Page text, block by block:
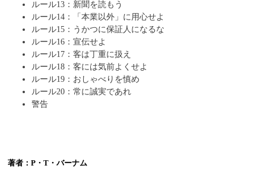
ルール13：新聞を読もう
ルール14：「本業以外」に用心せよ
ルール15：うかつに保証人になるな
ルール16：宣伝せよ
ルール17：客は丁重に扱え
ルール18：客には気前よくせよ
ルール19：おしゃべりを慎め
ルール20：常に誠実であれ
警告
著者：P・T・バーナム